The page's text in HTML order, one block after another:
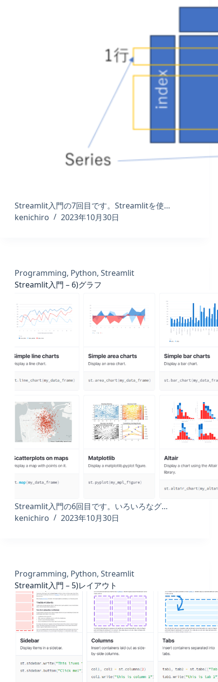
Streamlit入門の7回目です。Streamlitを使…
kenichiro
2023年10月30日
Programming, Python, Streamlit
Streamlit入門 – 6)グラフ
Streamlit入門の6回目です。いろいろなグ…
kenichiro
2023年10月30日
Programming, Python, Streamlit
Streamlit入門 – 5)レイアウト